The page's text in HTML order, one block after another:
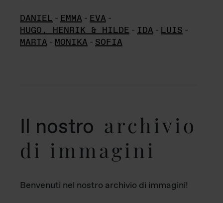
DANIEL - EMMA - EVA -
HUGO, HENRIK & HILDE - IDA - LUIS -
MARTA - MONIKA - SOFIA
Il nostro archivio
di immagini
Benvenuti nel nostro archivio di immagini!